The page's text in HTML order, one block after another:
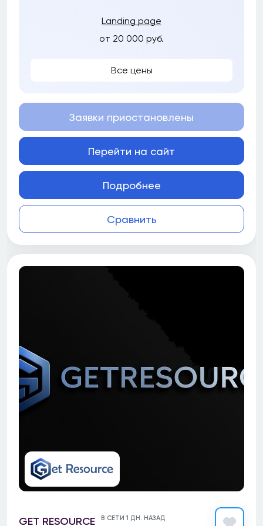
Landing page
от 20 000 руб.
Все цены
Сравнить
Заявки приостановлены
Перейти на сайт
Подробнее
GET RESOURCE В СЕТИ 1 ДН. НАЗАД